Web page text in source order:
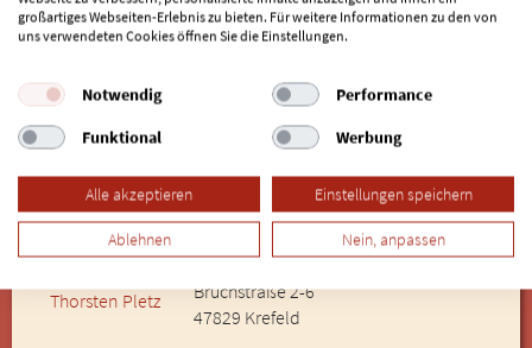
Vestische Straße 101
46117 Oberhausen
0208 - 891725
Entfernung: 33.94 km
zum Profil
Dr. med. dent. Thorsten Pletz
3D- Röntgen| Zahnimplantologie
bissfest Zahnmedizin Uerdingen
Bruchstraße 2-6
47829 Krefeld
großartiges Webseiten-Erlebnis zu bieten. Für weitere Informationen zu den von
uns verwendeten Cookies öffnen Sie die Einstellungen.
Notwendig
Performance
Funktional
Werbung
Alle akzeptieren Einstellungen speichern
Ablehnen Nein, anpassen